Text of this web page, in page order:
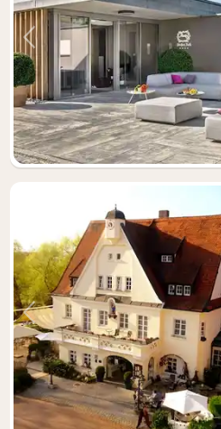
Forrige bilde
Forrige bilde